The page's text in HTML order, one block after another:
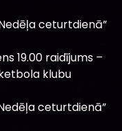
ceturtdienā”
19.00 raidījums –
klubu
ceturtdienā”